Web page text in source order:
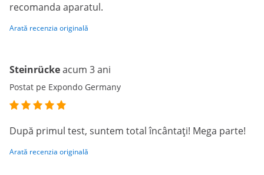
recomanda aparatul.
Arată recenzia originală
Steinrückeacum 3 ani
Postat pe Expondo Germany
După primul test, suntem total încântați! Mega parte!
Arată recenzia originală